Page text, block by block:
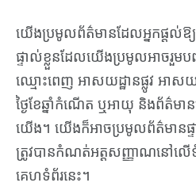
យើងប្រមូលព័ត៌មានដែលអ្នកផ្តល់
ផ្ទាល់ខ្លួនដែលយើងប្រមូលអាចរួម
ឈ្មោះពេញ អាសយដ្ឋានផ្លូវ អាស
ថ្ងៃខែឆ្នាំកំណើត ឬអាយុ និងព័ត៌មា
យើង។ យើងក៏អាចប្រមូលព័ត៌មានផ្
ត្រូវបានកំណត់អត្តសញ្ញាណនៅលើទំ
គេហទំព័រនេះ។